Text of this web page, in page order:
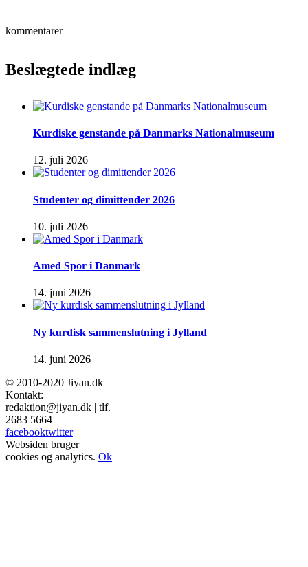
kommentarer
Beslægtede indlæg
Kurdiske genstande på Danmarks Nationalmuseum
12. juli 2026
Studenter og dimittender 2026
10. juli 2026
Amed Spor i Danmark
14. juni 2026
Ny kurdisk sammenslutning i Jylland
14. juni 2026
© 2010-2020 Jiyan.dk |
Kontakt:
redaktion@jiyan.dk | tlf.
2683 5664
facebooktwitter
Websiden bruger
cookies og analytics. Ok